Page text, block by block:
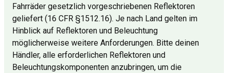
Fahrräder gesetzlich vorgeschriebenen Reflektoren
geliefert (16 CFR §1512.16). Je nach Land gelten im
Hinblick auf Reflektoren und Beleuchtung
möglicherweise weitere Anforderungen. Bitte deinen
Händler, alle erforderlichen Reflektoren und
Beleuchtungskomponenten anzubringen, um die